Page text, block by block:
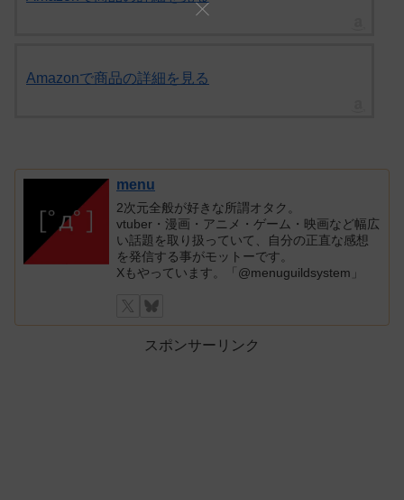
Amazonで商品の詳細を見る
menu
2次元全般が好きな所謂オタク。
vtuber・漫画・アニメ・ゲーム・映画など幅広
い話題を取り扱っていて、自分の正直な感想
を発信する事がモットーです。
Xもやっています。「@menuguildsystem」
スポンサーリンク